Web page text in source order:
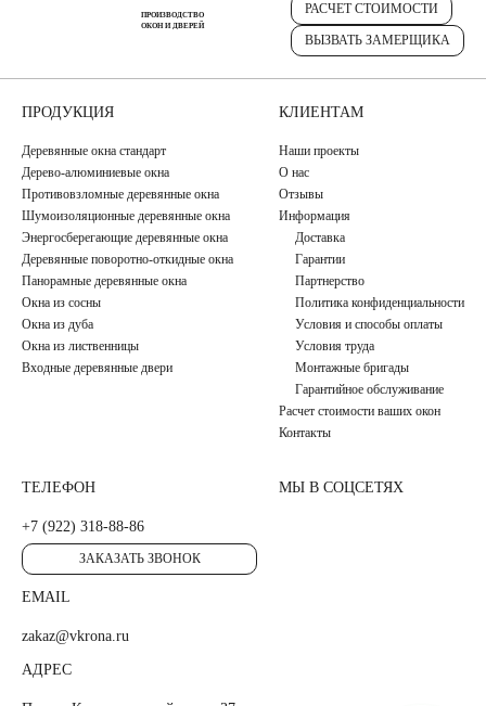
ПРОИЗВОДСТВО
ОКОН И ДВЕРЕЙ
РАСЧЕТ СТОИМОСТИ
ВЫЗВАТЬ ЗАМЕРЩИКА
ПРОДУКЦИЯ
Деревянные окна стандарт
Дерево-алюминиевые окна
Противовзломные деревянные окна
Шумоизоляционные деревянные окна
Энергосберегающие деревянные окна
Деревянные поворотно-откидные окна
Панорамные деревянные окна
Окна из сосны
Окна из дуба
Окна из лиственницы
Входные деревянные двери
КЛИЕНТАМ
Наши проекты
О нас
Отзывы
Информация
Доставка
Гарантии
Партнерство
Политика конфиденциальности
Условия и способы оплаты
Условия труда
Монтажные бригады
Гарантийное обслуживание
Расчет стоимости ваших окон
Контакты
ТЕЛЕФОН
+7 (922) 318-88-86
ЗАКАЗАТЬ ЗВОНОК
EMAIL
zakaz@vkrona.ru
АДРЕС
МЫ В СОЦСЕТЯХ